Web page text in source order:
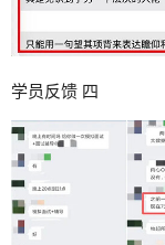
学员反馈 四